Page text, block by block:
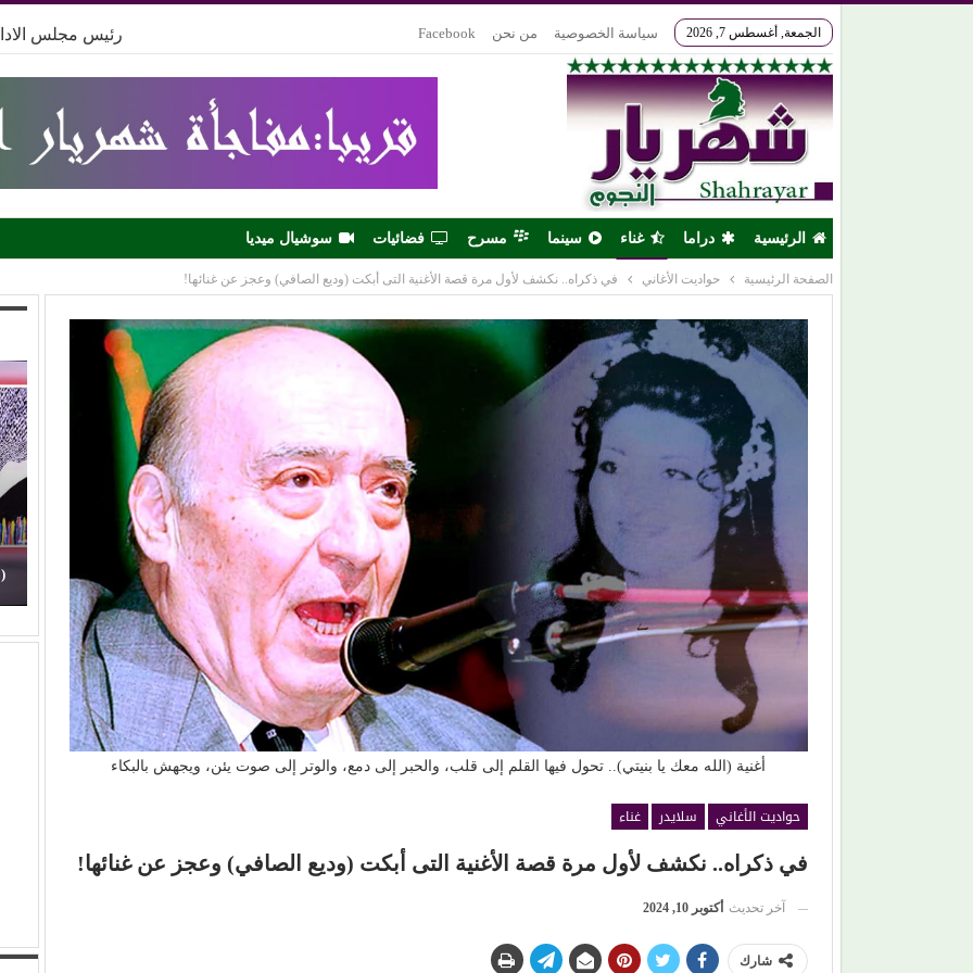
الجمعة, أغسطس 7, 2026 سياسة الخصوصية من نحن Facebook رئيس مجلس
الرئيسية دراما غناء سينما مسرح فضائيات سوشيال ميديا
الصفحة الرئيسية حواديت الأغاني في ذكراه.. نكشف لأول مرة قصة الأغنية التى أبكت (وديع الصافي) وعجز عن غنائها!
أغنية (الله معك يا بنيتي).. تحول فيها القلم إلى قلب، والحبر إلى دمع، والوتر إلى صوت يئن، ويجهش بالبكاء
حواديت الأغاني سلايدر
غناء
في ذكراه.. نكشف لأول مرة قصة الأغنية التى أبكت (وديع الصافي) وعجز عن غنائها!
آخر تحديث أكتوبر 10, 2024
شارك
محمود حسونة يكتب: (تحت السن).. الأهل مذنبون
والأبناء ضحايا!
(الفن) والسياسة: عندما تتحول الريشة إلى سلاح